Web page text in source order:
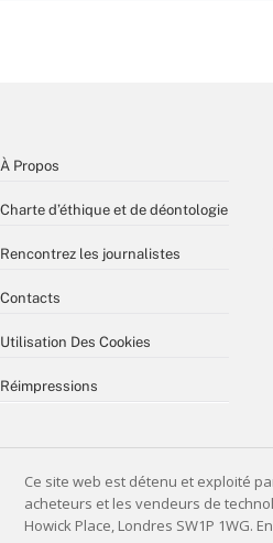
À Propos
Charte d’éthique et de déontologie
Rencontrez les journalistes
Contacts
Utilisation Des Cookies
Réimpressions